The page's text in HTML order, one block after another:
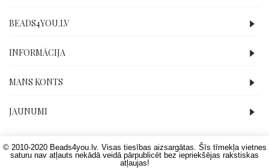
BEADS4YOU.LV
INFORMĀCIJA
MANS KONTS
JAUNUMI
© 2010-2020 Beads4you.lv. Visas tiesības aizsargātas. Šīs tīmekļa vietnes
saturu nav atļauts nekādā veidā pārpublicēt bez iepriekšējas rakstiskas
atļaujas!